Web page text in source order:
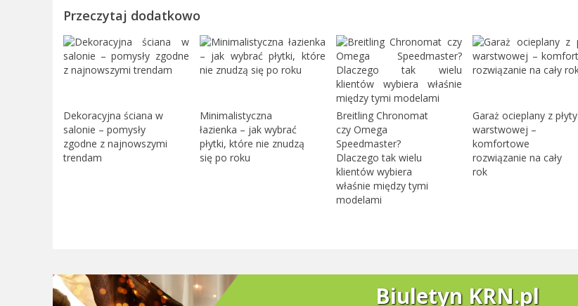
Przeczytaj dodatkowo
Dekoracyjna ściana w
salonie – pomysły
zgodne z najnowszymi
trendam
Minimalistyczna
łazienka – jak wybrać
płytki, które nie znudzą
się po roku
Breitling Chronomat
czy Omega
Speedmaster?
Dlaczego tak wielu
klientów wybiera
właśnie między tymi
modelami
Garaż ocieplany z płyty
warstwowej –
komfortowe
rozwiązanie na cały
rok
Biuletyn KRN.pl